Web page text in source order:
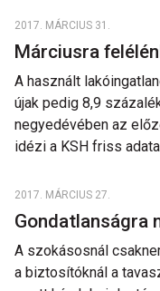
2017. MÁRCIUS 31.
Márciusra
A használt
újak pedig 8,9
negyedévében az
idézi a KSH friss
2017. MÁRCIUS 27.
Gondatlanságra
A szokásosnál
a biztosítóknál a